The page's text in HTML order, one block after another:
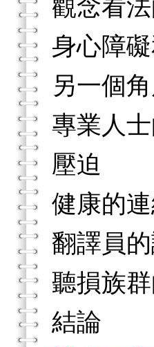
觀念看
身心障
另一個
專業人
壓迫
健康的
翻譯員
聽損族
結論